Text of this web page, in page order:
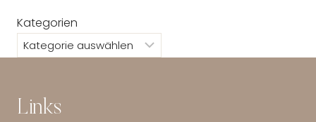
Kategorien
Links